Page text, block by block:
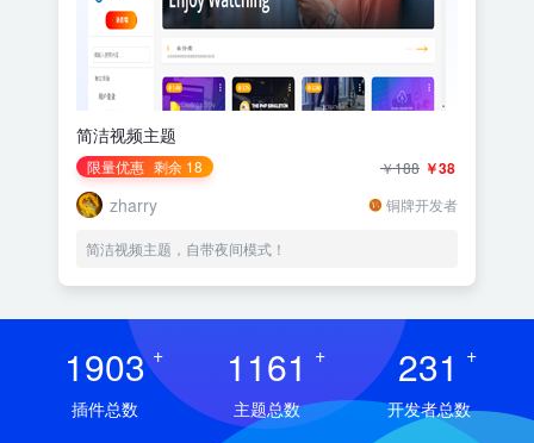
简洁视频主题
限量优惠 剩余 18 ￥38
￥188
zharry 铜牌开发者
简洁视频主题，自带夜间模式！
1903 +
插件总数
1161 +
主题总数
231 +
开发者总数